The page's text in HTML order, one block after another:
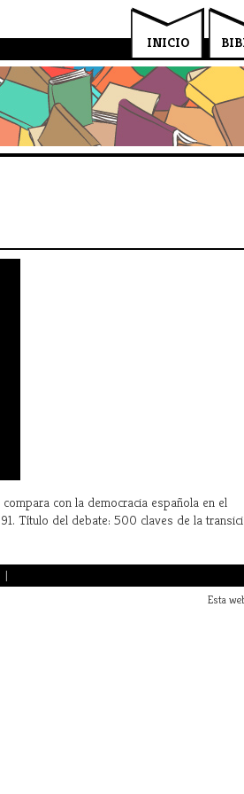
INICIO
con la democracia española en el
Título del debate: 500 claves de la
Esta